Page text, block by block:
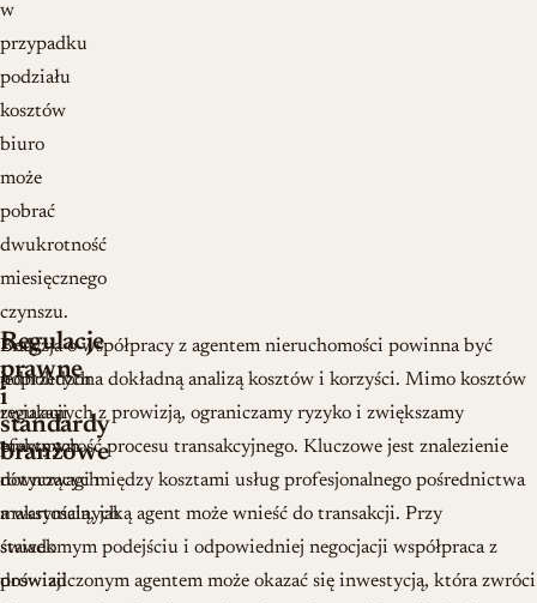
w
przypadku
podziału
kosztów
biuro
może
pobrać
dwukrotność
miesięcznego
czynszu.
Regulacje
prawne
i
standardy
branżowe
Brak
jednolitych
regulacji
prawnych
dotyczących
maksymalnych
stawek
prowizji
Decyzja o współpracy z agentem nieruchomości powinna być
poprzedzona dokładną analizą kosztów i korzyści. Mimo kosztów
związanych z prowizją, ograniczamy ryzyko i zwiększamy
efektywność procesu transakcyjnego. Kluczowe jest znalezienie
równowagi między kosztami usług profesjonalnego pośrednictwa
a wartością, jaką agent może wnieść do transakcji. Przy
świadomym podejściu i odpowiedniej negocjacji współpraca z
doświadczonym agentem może okazać się inwestycją, która zwróci